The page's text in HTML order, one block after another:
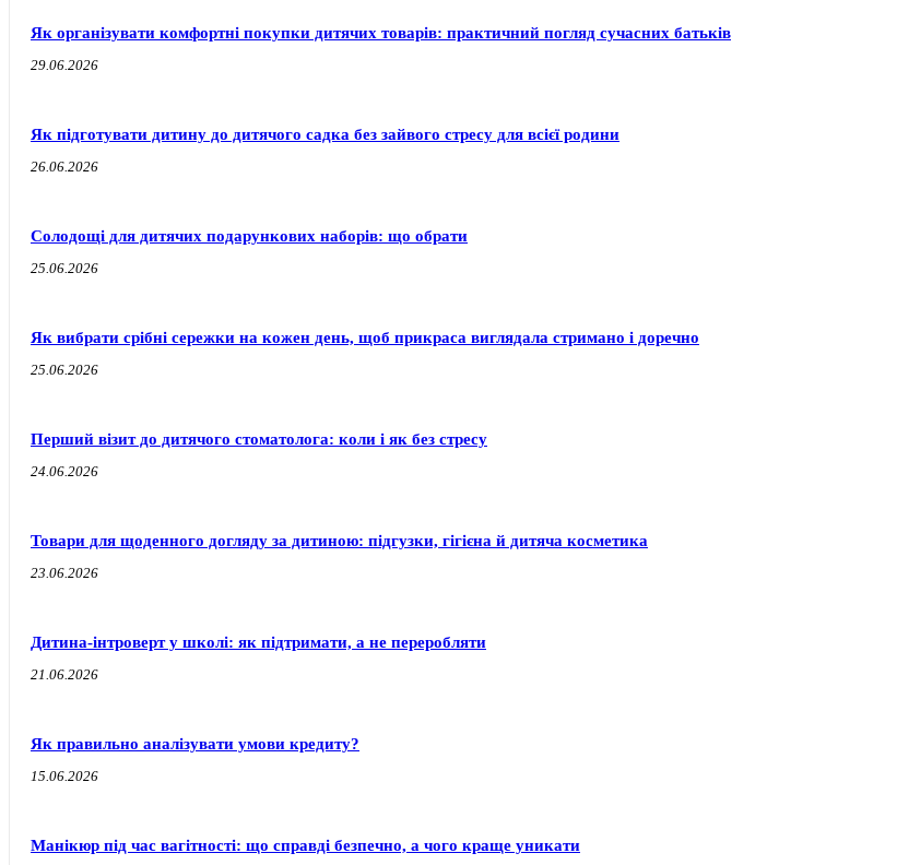
Як організувати комфортні покупки дитячих товарів: практичний погляд сучасних батьків
29.06.2026
Як підготувати дитину до дитячого садка без зайвого стресу для всієї родини
26.06.2026
Солодощі для дитячих подарункових наборів: що обрати
25.06.2026
Як вибрати срібні сережки на кожен день, щоб прикраса виглядала стримано і доречно
25.06.2026
Перший візит до дитячого стоматолога: коли і як без стресу
24.06.2026
Товари для щоденного догляду за дитиною: підгузки, гігієна й дитяча косметика
23.06.2026
Дитина-інтроверт у школі: як підтримати, а не переробляти
21.06.2026
Як правильно аналізувати умови кредиту?
15.06.2026
Манікюр під час вагітності: що справді безпечно, а чого краще уникати